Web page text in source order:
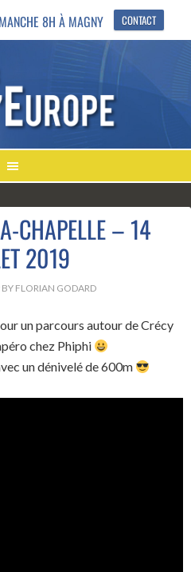
8H À MAGNY CONTACT
CHAPELLE – 14
2019
BY FLORIAN GODARD
un parcours autour de Crécy
chez Phiphi
un dénivelé de 600m